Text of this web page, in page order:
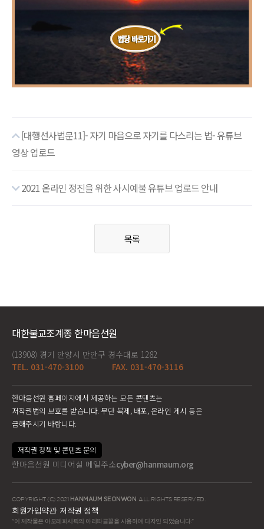
[대행선사법문11]- 자기 마음으로 자기를 다스리는 법- 유튜브
영상 업로드
2021 온라인 정진을 위한 사시예불 유튜브 업로드 안내
목록
대한불교조계종 한마음선원
(13908) 경기 안양시 만안구 경수대로 1282
TEL. 031-470-3100
FAX. 031-470-3116
한마음선원 홈페이지에서 제공하는 모든 콘텐츠는
저작권법의 보호를 받습니다. 무단 복제, 배포, 온라인 게시 등은
금해주시기 바랍니다.
저작권 정책 및 콘텐츠 문의
한마음선원 미디어실 메일주소cyber@hanmaum.org
COPYRIGHT (C) 2021 HANMAUM SEONWON . ALL RIGHTS RESERVED.
회원가입약관 저작권 정책
"이 제작물은 아모레퍼시픽의 아리따글꼴을 사용하여 디자인 되었습니다."